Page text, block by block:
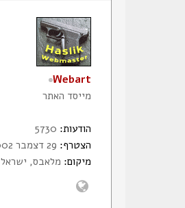
Webart
מייסד האתר
הודעות:
הצטרף:
מיקום: מלאבס, ישראל